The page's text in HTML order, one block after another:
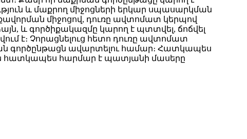
և մաքրող միջոցների երկար սպասարկման
միջոցով, դուռը ավտոմատ կերպով
և գործիքակազմը կարող է պտտվել, ճոճվել
է։ Չորացնելուց հետո դուռը ավտոմատ
գործընթացն ավարտելու համար։ Հատկապես
հատկապես հարմար է պատյանի մասերը